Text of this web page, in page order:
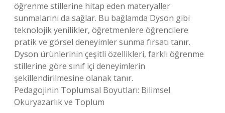
öğrenme stillerine hitap eden materyaller
sunmalarını da sağlar. Bu bağlamda Dyson gibi
teknolojik yenilikler, öğretmenlere öğrencilere
pratik ve görsel deneyimler sunma fırsatı tanır.
Dyson ürünlerinin çeşitli özellikleri, farklı öğrenme
stillerine göre sınıf içi deneyimlerin
şekillendirilmesine olanak tanır.
Pedagojinin Toplumsal Boyutları: Bilimsel
Okuryazarlık ve Toplum